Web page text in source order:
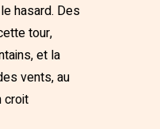
hasard. Des
tour,
et la
vents, au
croit